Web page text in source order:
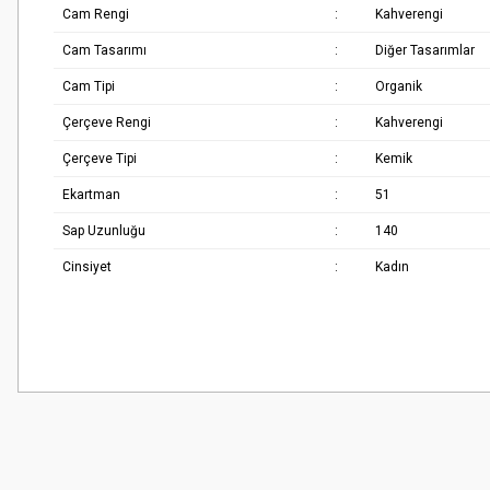
Cam Rengi : Kahverengi
Cam Tasarımı : Diğer Tasarımlar
Cam Tipi : Organik
Çerçeve Rengi : Kahverengi
Çerçeve Tipi : Kemik
Ekartman : 51
Sap Uzunluğu : 140
Cinsiyet : Kadın
Görüş ve önerileriniz için teşekkür ederiz.